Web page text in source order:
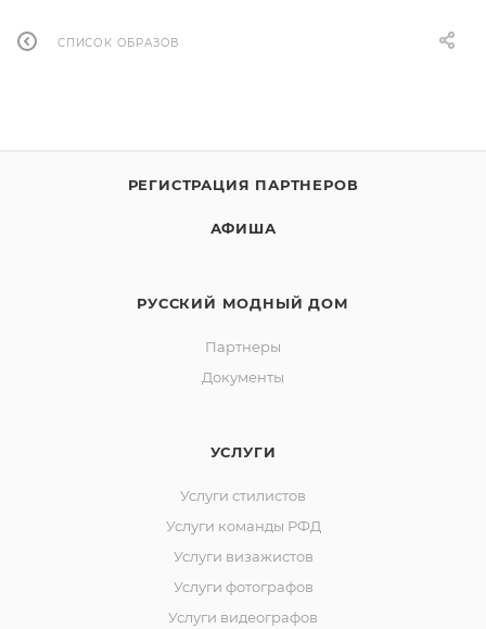
СПИСОК ОБРАЗОВ
РЕГИСТРАЦИЯ ПАРТНЕРОВ
АФИША
РУССКИЙ МОДНЫЙ ДОМ
Партнеры
Документы
УСЛУГИ
Услуги стилистов
Услуги команды РФД
Услуги визажистов
Услуги фотографов
Услуги видеографов